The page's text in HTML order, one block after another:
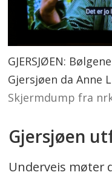
GJERSJØEN:
Gjersjøen da Anne
Skjermdump fra
Gjersjøen
Underveis møter